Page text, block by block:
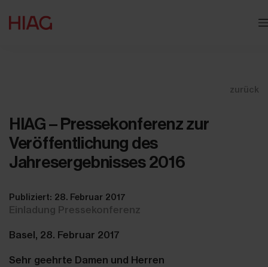
zurück
HIAG – Pressekonferenz zur
Veröffentlichung des
Jahresergebnisses 2016
Publiziert: 28. Februar 2017
Einladung Pressekonferenz
Basel, 28. Februar 2017
Sehr geehrte Damen und Herren